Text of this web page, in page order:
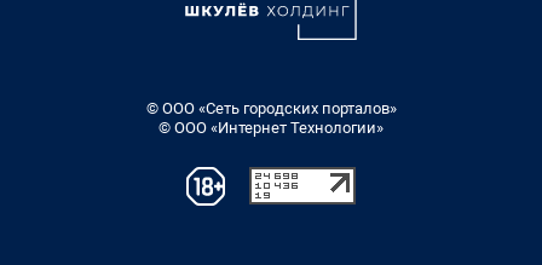
© ООО «Сеть городских порталов»
© ООО «Интернет Технологии»